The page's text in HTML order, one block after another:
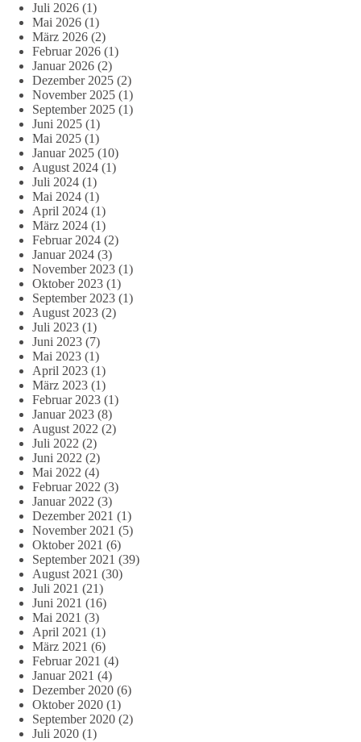
Juli 2026 (1)
Mai 2026 (1)
März 2026 (2)
Februar 2026 (1)
Januar 2026 (2)
Dezember 2025 (2)
November 2025 (1)
September 2025 (1)
Juni 2025 (1)
Mai 2025 (1)
Januar 2025 (10)
August 2024 (1)
Juli 2024 (1)
Mai 2024 (1)
April 2024 (1)
März 2024 (1)
Februar 2024 (2)
Januar 2024 (3)
November 2023 (1)
Oktober 2023 (1)
September 2023 (1)
August 2023 (2)
Juli 2023 (1)
Juni 2023 (7)
Mai 2023 (1)
April 2023 (1)
März 2023 (1)
Februar 2023 (1)
Januar 2023 (8)
August 2022 (2)
Juli 2022 (2)
Juni 2022 (2)
Mai 2022 (4)
Februar 2022 (3)
Januar 2022 (3)
Dezember 2021 (1)
November 2021 (5)
Oktober 2021 (6)
September 2021 (39)
August 2021 (30)
Juli 2021 (21)
Juni 2021 (16)
Mai 2021 (3)
April 2021 (1)
März 2021 (6)
Februar 2021 (4)
Januar 2021 (4)
Dezember 2020 (6)
Oktober 2020 (1)
September 2020 (2)
Juli 2020 (1)